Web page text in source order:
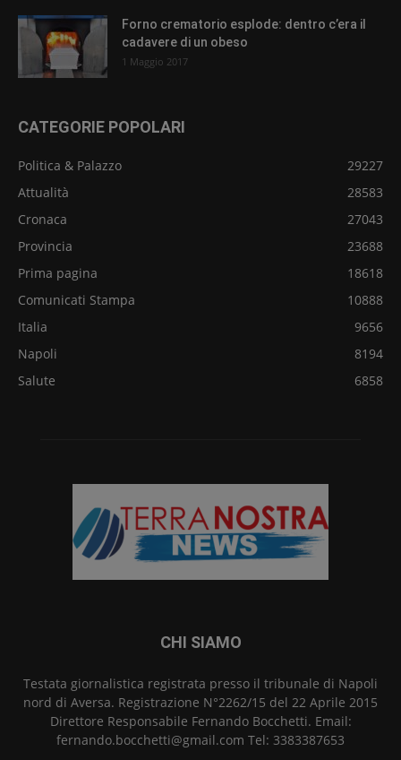
Forno crematorio esplode: dentro c’era il
cadavere di un obeso
1 Maggio 2017
CATEGORIE POPOLARI
Politica & Palazzo
29227
Attualità
28583
Cronaca
27043
Provincia
23688
Prima pagina
18618
Comunicati Stampa
10888
Italia
9656
Napoli
8194
Salute
6858
CHI SIAMO
Testata giornalistica registrata presso il tribunale di Napoli
nord di Aversa. Registrazione N°2262/15 del 22 Aprile 2015
Direttore Responsabile Fernando Bocchetti. Email:
fernando.bocchetti@gmail.com Tel: 3383387653